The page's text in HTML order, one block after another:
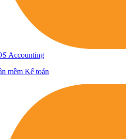
Accounting
mềm Kế toán